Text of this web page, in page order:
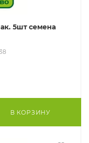
5шт семена
В КОРЗИНУ